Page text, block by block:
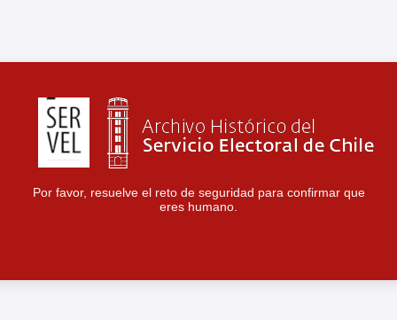
Por favor, resuelve el reto de seguridad para confirmar que
eres humano.